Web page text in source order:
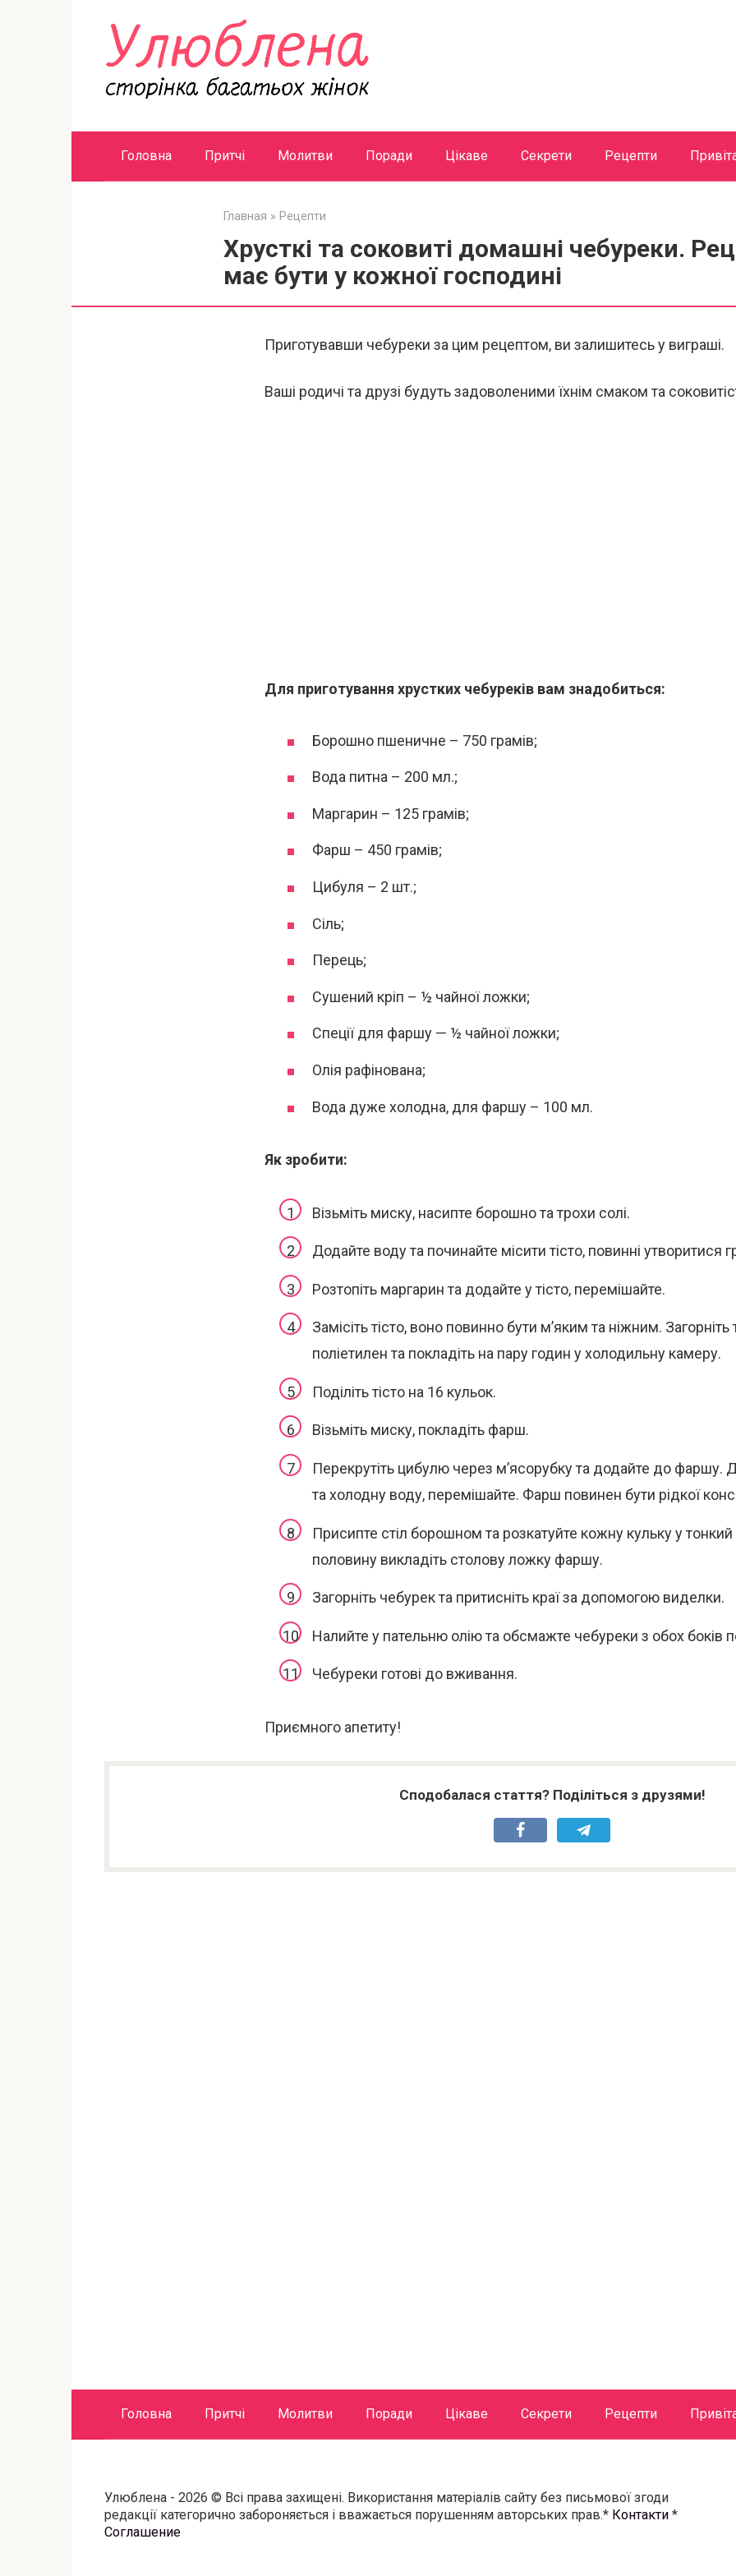
Головна Притчі Молитви Поради Цікаве Секрети Рецепти
Главная » Рецепти
Хрусткі та соковиті домашні чебуреки.
має бути у кожної господині
Приготувавши чебуреки за цим рецептом, ви залишитесь у виграші.
Ваші родичі та друзі будуть задоволеними їхнім смаком та
Для приготування хрустких чебуреків вам знадобиться:
Борошно пшеничне – 750 грамів;
Вода питна – 200 мл.;
Маргарин – 125 грамів;
Фарш – 450 грамів;
Цибуля – 2 шт.;
Сіль;
Перець;
Сушений кріп – ½ чайної ложки;
Спеції для фаршу — ½ чайної ложки;
Олія рафінована;
Вода дуже холодна, для фаршу – 100 мл.
Як зробити:
Візьміть миску, насипте борошно та трохи солі.
Додайте воду та починайте місити тісто, повинні утворитися
Розтопіть маргарин та додайте у тісто, перемішайте.
Замісіть тісто, воно повинно бути м’яким та ніжним. Загорніть
поліетилен та покладіть на пару годин у холодильну камеру.
Поділіть тісто на 16 кульок.
Візьміть миску, покладіть фарш.
Перекрутіть цибулю через м’ясорубку та додайте до фаршу.
та холодну воду, перемішайте. Фарш повинен бути рідкої
Присипте стіл борошном та розкатуйте кожну кульку у
половину викладіть столову ложку фаршу.
Загорніть чебурек та притисніть краї за допомогою виделки.
Налийте у пательню олію та обсмажте чебуреки з обох боків
Чебуреки готові до вживання.
Приємного апетиту!
Сподобалася стаття? Поділіться з друзями!
Головна Притчі Молитви Поради Цікаве Секрети Рецепти
Улюблена - 2026 © Всі права захищені. Використання матеріалів сайту без письмової згоди
редакції категорично забороняється і вважається порушенням авторських прав.* Контакти *
Соглашение